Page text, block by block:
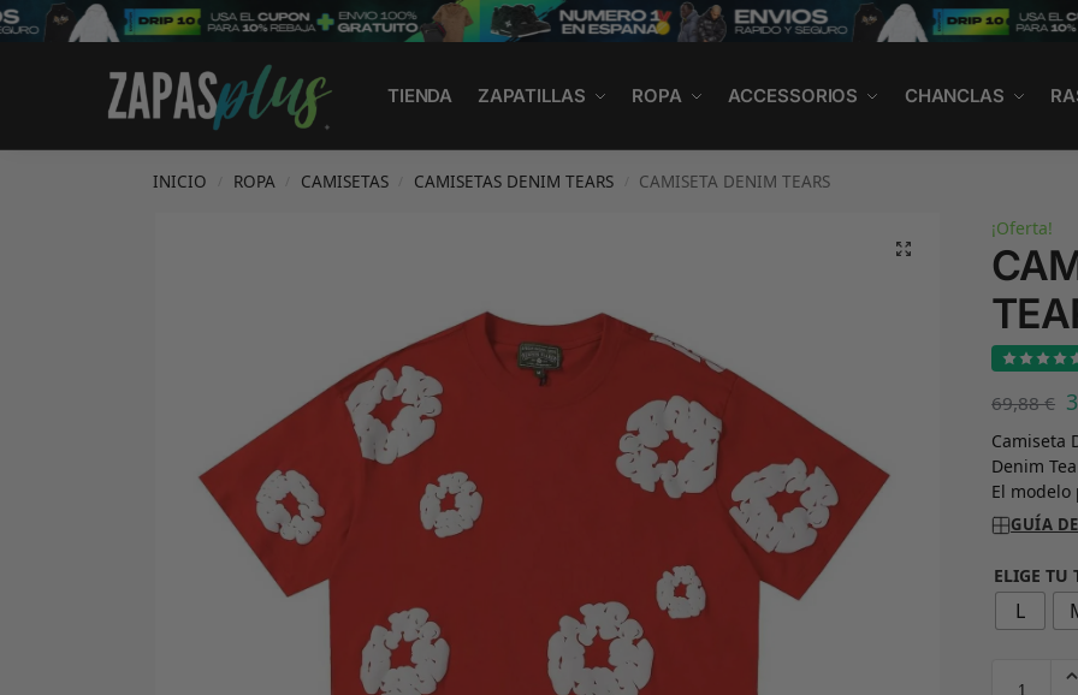
TIENDA ZAPATILLAS ROPA ACCESSORIOS CHANCLAS
Search
INICIO ROPA CAMISETAS CAMISETAS DENIM TEARS CAMISETA DENIM TEARS
¡Oferta!
69,88€
Camiseta
Denim
El modelo
GUÍA
ELIGE TU
L